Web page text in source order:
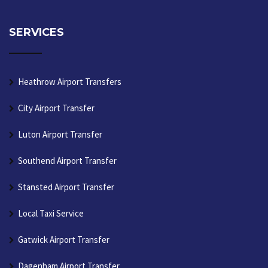
SERVICES
Heathrow Airport Transfers
City Airport Transfer
Luton Airport Transfer
Southend Airport Transfer
Stansted Airport Transfer
Local Taxi Service
Gatwick Airport Transfer